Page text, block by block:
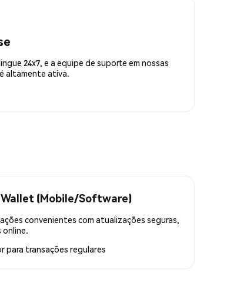
24x7, e a equipe de suporte em nossas
altamente ativa.
(Mobile/Software)
convenientes com atualizações seguras,
para transações regulares